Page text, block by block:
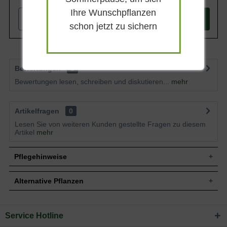
+ In den
Bewertungen
3
Bewertungen lesen, schreiben und diskutieren...
mehr
Artikelfragen
0
Lesen Sie von weiteren Kunden gestellte Fragen zu diesem
Artikel mehr
Pflegehinweise
Pflanz- und Pflegetipps Heuchera 'Paris' /
Alternative Pflanzen
Sie suchen eine Alternative?
Ihre Wunschpflanzen
schon jetzt zu sichern
Service Hotline